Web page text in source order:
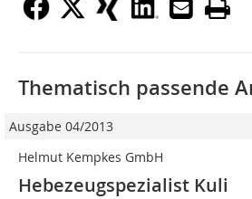
Thematisch passende
Ausgabe 04/2013
Helmut Kempkes GmbH
Hebezeugspezialist Kuli